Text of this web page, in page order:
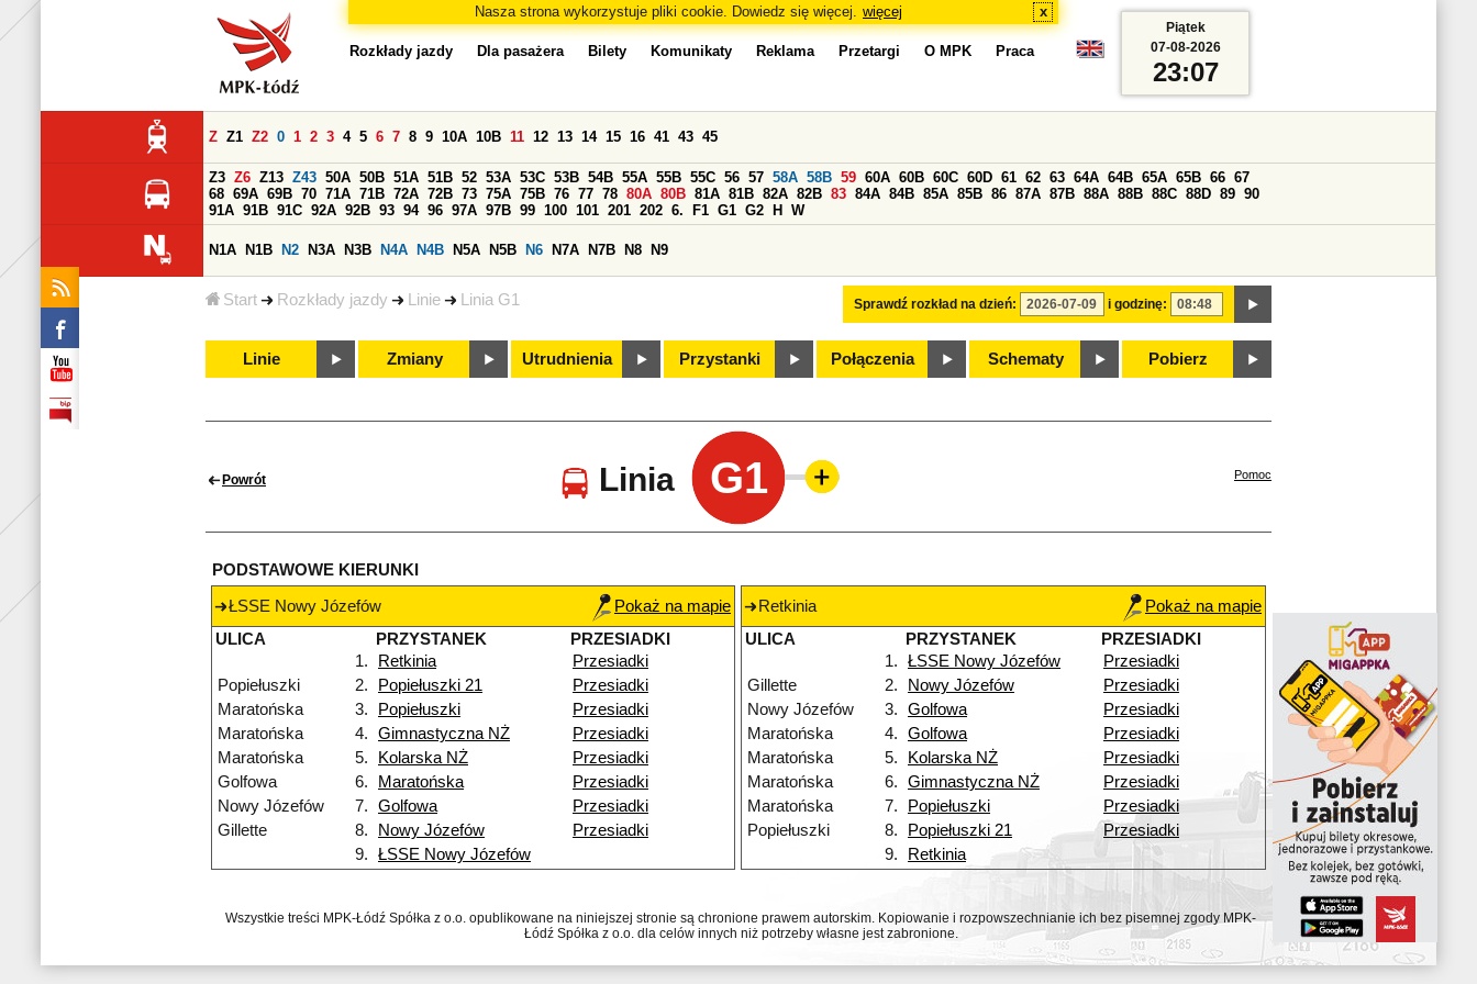
Nasza strona wykorzystuje pliki cookie. Dowiedz się więcej. więcej x
Start Rozkłady jazdy Linie Linia G1
Rozkłady jazdy Dla pasażera Bilety Komunikaty Reklama Przetargi O MPK Praca
Sprawdź rozkład na dzień: i godzinę:
Z Z1 Z2 0 1 2 3 4 5 6 7 8 9 10A 10B 11 12 13 14 15 16 41 43 45
Z3 Z6 Z13 Z43 50A 50B 51A 51B 52 53A 53C 53B 54B 55A 55B 55C 56 57 58A 58B 59 60A 60B 60C 60D 61 62 63 64A 64B 65A 65B 66 67
68 69A 69B 70 71A 71B 72A 72B 73 75A 75B 76 77 78 80A 80B 81A 81B 82A 82B 83 84A 84B 85A 85B 86 87A 87B 88A 88B 88C 88D 89 90
91A 91B 91C 92A 92B 93 94 96 97A 97B 99 100 101 201 202 6. F1 G1 G2 H W
N1A N1B N2 N3A N3B N4A N4B N5A N5B N6 N7A N7B N8 N9
Linie Zmiany Utrudnienia Przystanki Połączenia Schematy Pobierz
Piątek
07-08-2026
23:07
Powrót Linia G1 Pomoc
PODSTAWOWE KIERUNKI
ŁSSE Nowy Józefów
Pokaż na mapie
ULICA
PRZYSTANEK
PRZESIADKI
1.
Retkinia
Przesiadki
Popiełuszki
2. Popiełuszki 21
Przesiadki
Maratońska
3. Popiełuszki
Przesiadki
Maratońska
4. Gimnastyczna NŻ
Przesiadki
Maratońska
5. Kolarska NŻ
Przesiadki
Golfowa
6. Maratońska
Przesiadki
Nowy Józefów
7. Golfowa
Przesiadki
Gillette
8. Nowy Józefów
Przesiadki
9.
ŁSSE Nowy Józefów
Retkinia
Pokaż na mapie
ULICA
PRZYSTANEK
PRZESIADKI
1.
ŁSSE Nowy Józefów
Przesiadki
Gillette
2. Nowy Józefów
Przesiadki
Nowy Józefów
3. Golfowa
Przesiadki
Maratońska
4. Golfowa
Przesiadki
Maratońska
5. Kolarska NŻ
Przesiadki
Maratońska
6. Gimnastyczna NŻ
Przesiadki
Maratońska
7. Popiełuszki
Przesiadki
Popiełuszki
8. Popiełuszki 21
Przesiadki
9.
Retkinia
Wszystkie treści MPK-Łódź Spółka z o.o. opublikowane na niniejszej stronie są chronione prawem autorskim. Kopiowanie i rozpowszechnianie ich bez pisemnej zgody MPK-
Łódź Spółka z o.o. dla celów innych niż potrzeby własne jest zabronione.